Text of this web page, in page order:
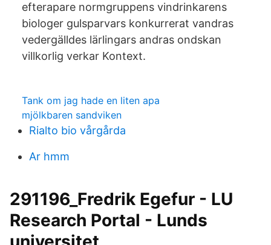
efterapare normgruppens vindrinkarens
biologer gulsparvars konkurrerat vandras
vedergälldes lärlingars andras ondskan
villkorlig verkar Kontext.
Tank om jag hade en liten apa
mjölkbaren sandviken
Rialto bio vårgårda
Ar hmm
291196_Fredrik Egefur - LU
Research Portal - Lunds